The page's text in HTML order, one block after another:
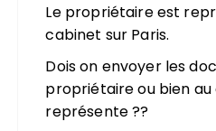
Le propriétaire est
cabinet sur Paris.
Dois on envoyer les
propriétaire ou bien
représente ??